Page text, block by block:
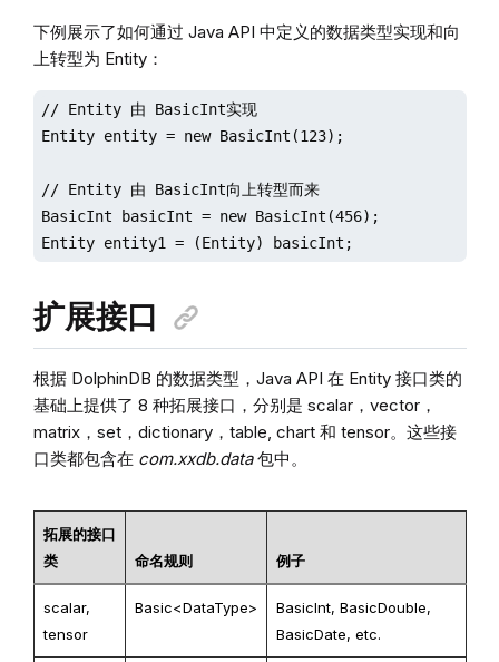
下例展示了如何通过 Java API 中定义的数据类型实现和向
上转型为 Entity：
// Entity 由 BasicInt实现
Entity entity = new BasicInt(123);
// Entity 由 BasicInt向上转型而来
BasicInt basicInt = new BasicInt(456);
扩展接口
根据 DolphinDB 的数据类型，Java API 在 Entity 接口类的
基础上提供了 8 种拓展接口，分别是 scalar，vector，
matrix，set，dictionary，table, chart 和 tensor。这些接
口类都包含在 com.xxdb.data包中。
拓展的接口
类
命名规则 例子
scalar,
tensor
Basic<DataType>
BasicInt, BasicDouble,
BasicDate, etc.